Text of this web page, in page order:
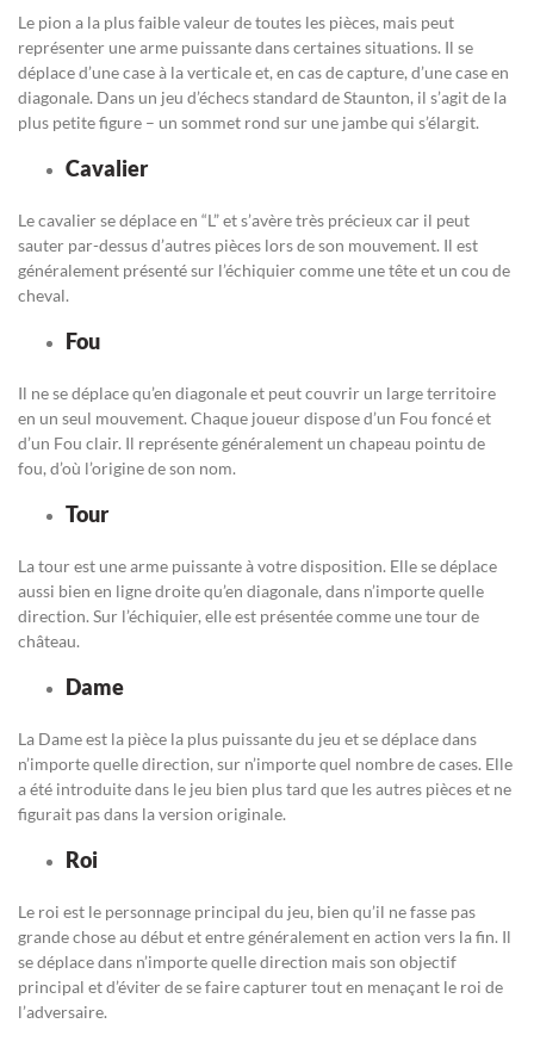
Le pion a la plus faible valeur de toutes les pièces, mais peut
représenter une arme puissante dans certaines situations. Il se
déplace d’une case à la verticale et, en cas de capture, d’une case en
diagonale. Dans un jeu d’échecs standard de Staunton, il s’agit de la
plus petite figure – un sommet rond sur une jambe qui s’élargit.
Cavalier
Le cavalier se déplace en “L” et s’avère très précieux car il peut
sauter par-dessus d’autres pièces lors de son mouvement. Il est
généralement présenté sur l’échiquier comme une tête et un cou de
cheval.
Fou
Il ne se déplace qu’en diagonale et peut couvrir un large territoire
en un seul mouvement. Chaque joueur dispose d’un Fou foncé et
d’un Fou clair. Il représente généralement un chapeau pointu de
fou, d’où l’origine de son nom.
Tour
La tour est une arme puissante à votre disposition. Elle se déplace
aussi bien en ligne droite qu’en diagonale, dans n’importe quelle
direction. Sur l’échiquier, elle est présentée comme une tour de
château.
Dame
La Dame est la pièce la plus puissante du jeu et se déplace dans
n’importe quelle direction, sur n’importe quel nombre de cases. Elle
a été introduite dans le jeu bien plus tard que les autres pièces et ne
figurait pas dans la version originale.
Roi
Le roi est le personnage principal du jeu, bien qu’il ne fasse pas
grande chose au début et entre généralement en action vers la fin. Il
se déplace dans n’importe quelle direction mais son objectif
principal et d’éviter de se faire capturer tout en menaçant le roi de
l’adversaire.